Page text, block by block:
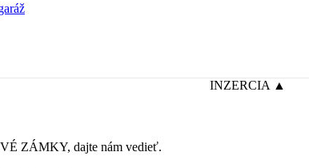
INZERCIA ▲
ZÁMKY, dajte nám vedieť.